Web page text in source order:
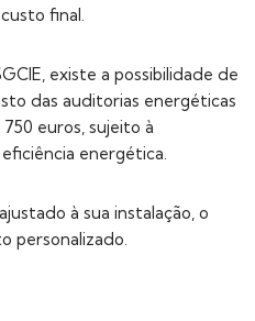
final.
existe a possibilidade de
das auditorias energéticas
euros, sujeito à
energética.
à sua instalação, o
personalizado.